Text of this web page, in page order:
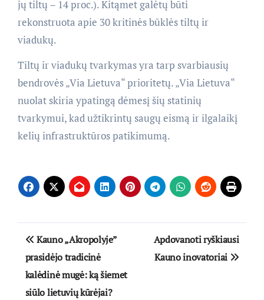
jų tiltų – 14 proc.). Kitąmet galėtų būti
rekonstruota apie 30 kritinės būklės tiltų ir
viadukų.
Tiltų ir viadukų tvarkymas yra tarp svarbiausių
bendrovės „Via Lietuva“ prioritetų. „Via Lietuva“
nuolat skiria ypatingą dėmesį šių statinių
tvarkymui, kad užtikrintų saugų eismą ir ilgalaikį
kelių infrastruktūros patikimumą.
Navigacija
tarp
įrašų
Kauno „Akropolyje”
prasidėjo tradicinė
kalėdinė mugė: ką šiemet
siūlo lietuvių kūrėjai?
Apdovanoti ryškiausi
Kauno inovatoriai